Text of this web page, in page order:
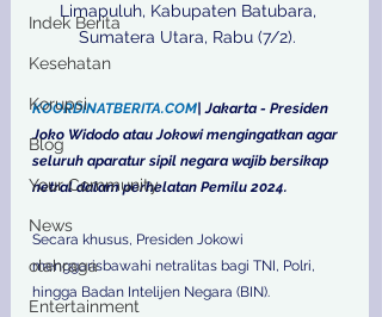
Indek Berita
Kesehatan
Korupsi
Blog
Your Community
News
olahraga
Entertainment
Limapuluh, Kabupaten Batubara,
Sumatera Utara, Rabu (7/2).
KOORDINATBERITA.COM | Jakarta - Presiden
Joko Widodo atau Jokowi mengingatkan agar
seluruh aparatur sipil negara wajib bersikap
netral dalam perhelatan Pemilu 2024.
Secara khusus, Presiden Jokowi
menggarisbawahi netralitas bagi TNI, Polri,
hingga Badan Intelijen Negara (BIN).